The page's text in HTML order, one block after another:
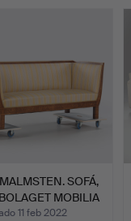
SOFÁ,
MOBILIA
11 feb 2022